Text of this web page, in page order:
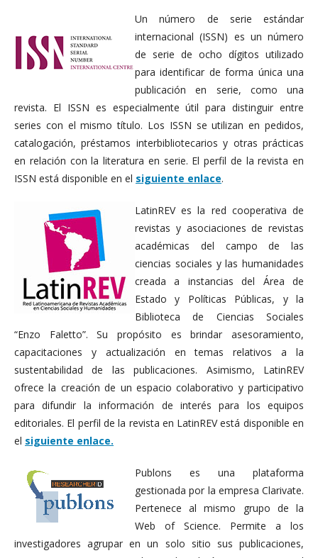
Un número de serie estándar
internacional (ISSN) es un número
de serie de ocho dígitos utilizado
para identificar de forma única una
publicación en serie, como una
revista. El ISSN es especialmente útil para distinguir entre
series con el mismo título. Los ISSN se utilizan en pedidos,
catalogación, préstamos interbibliotecarios y otras prácticas
en relación con la literatura en serie. El perfil de la revista en
ISSN está disponible en el siguiente enlace.
LatinREV es la red cooperativa de
revistas y asociaciones de revistas
académicas del campo de las
ciencias sociales y las humanidades
creada a instancias del Área de
Estado y Políticas Públicas, y la
Biblioteca de Ciencias Sociales
“Enzo Faletto”. Su propósito es brindar asesoramiento,
capacitaciones y actualización en temas relativos a la
sustentabilidad de las publicaciones. Asimismo, LatinREV
ofrece la creación de un espacio colaborativo y participativo
para difundir la información de interés para los equipos
editoriales. El perfil de la revista en LatinREV está disponible en
el siguiente enlace.
Publons es una plataforma
gestionada por la empresa Clarivate.
Pertenece al mismo grupo de la
Web of Science. Permite a los
investigadores agrupar en un solo sitio sus publicaciones,